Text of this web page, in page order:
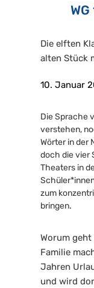
Die elften
alten Stück
10. Januar
Die Sprache
verstehen,
Wörter in der
doch die vier
Theaters in
zum
bringen.
Worum
Familie
Jahren
und wird